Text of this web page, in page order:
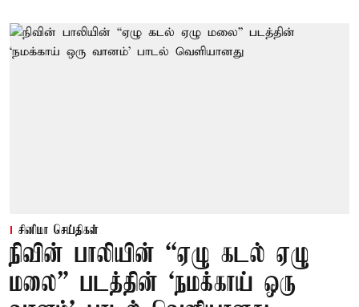
சினிமா செய்திகள்
நிவின் பாலியின் “ஏழு கடல் ஏழு
மலை” படத்தின் ‘நமக்காய் ஒரு